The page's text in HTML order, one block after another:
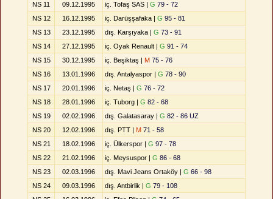
NS 11
09.12.1995 iç. Tofaş SAS | G 79 - 72
NS 12
16.12.1995 iç. Darüşşafaka | G 95 - 81
NS 13
23.12.1995 dış. Karşıyaka | G 73 - 91
NS 14
27.12.1995 iç. Oyak Renault | G 91 - 74
NS 15
30.12.1995 iç. Beşiktaş | M 75 - 76
NS 16
13.01.1996 dış. Antalyaspor | G 78 - 90
NS 17
20.01.1996 iç. Netaş | G 76 - 72
NS 18
28.01.1996 iç. Tuborg | G 82 - 68
NS 19
02.02.1996 dış. Galatasaray | G 82 - 86 UZ
NS 20
12.02.1996 dış. PTT | M 71 - 58
NS 21
18.02.1996 iç. Ülkerspor | G 97 - 78
NS 22
21.02.1996 iç. Meysuspor | G 86 - 68
NS 23
02.03.1996 dış. Mavi Jeans Ortaköy | G 66 - 98
NS 24
09.03.1996 dış. Antbirlik | G 79 - 108